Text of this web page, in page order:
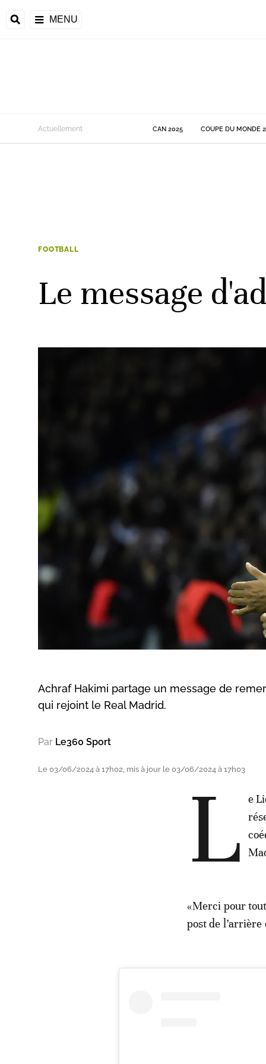
MENU
de la CAF
Actuellement CAN 2025 COUPE DU MONDE
FOOTBALL
Le message
Achraf Hakimi partage un message de
qui rejoint le Real Madrid.
Par Le360 Sport
Le 03/06/2024 à 17h02, mis à jour le 03/06/2024 à 17h03
L
e
«Merci pour
post de